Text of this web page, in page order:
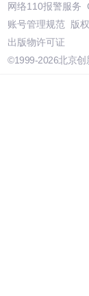
网络110报警服务
账号管理规范
版
出版物许可证
©1999-2026北京创